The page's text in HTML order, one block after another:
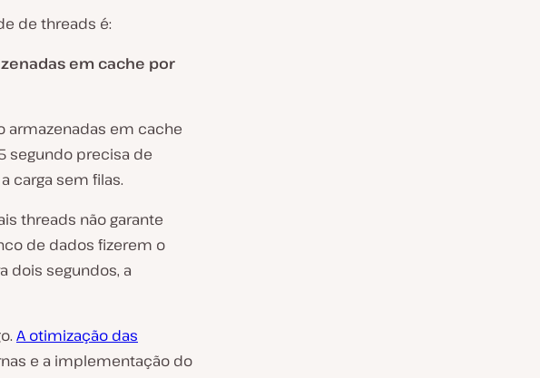
de threads é:
em cache por
armazenadas em cache
segundo precisa de
carga sem filas.
threads não garante
de dados fizerem o
dois segundos, a
A otimização das
e a implementação do